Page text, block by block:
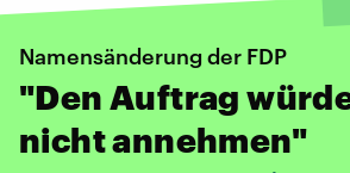
Namensänderung der FDP
"Den Auftrag
nicht annehmen"